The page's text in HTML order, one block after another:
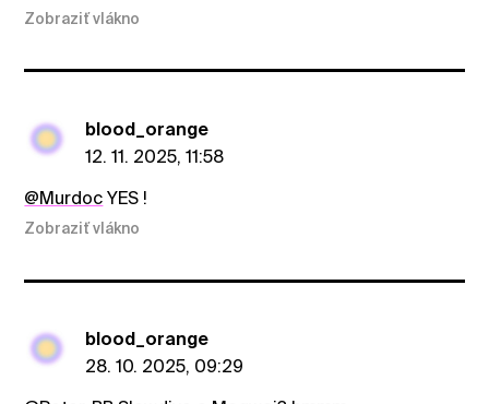
Zobraziť vlákno
blood_orange
12. 11. 2025, 11:58
@Murdoc YES !
Zobraziť vlákno
blood_orange
28. 10. 2025, 09:29